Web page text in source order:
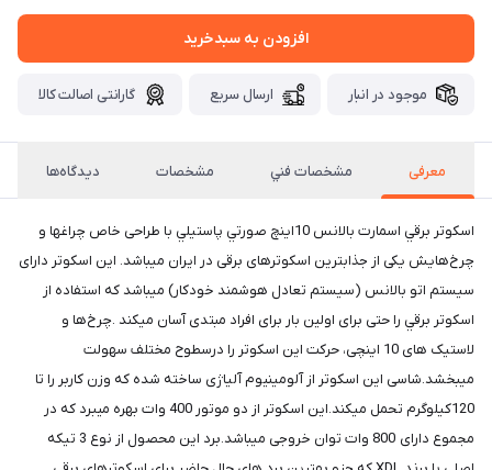
افزودن به سبدخرید
موجود در انبار ارسال سریع گارانتی اصالت کالا
معرفی مشخصات فني مشخصات دیدگاه‌ها
اسكوتر برقي اسمارت بالانس 10اينچ صورتي پاستيلي با طراحی خاص چراغها و
چرخ‌هایش یکی از جذابترين اسکوتر‌های برقی در ایران میباشد. این اسکوتر دارای
سیستم اتو بالانس (سیستم تعادل هوشمند خودکار) میباشد که استفاده از
اسکوتر برقي را حتی برای اولین بار برای افراد مبتدی آسان میکند .چرخ‌ها و
لاستیک های 10 اینچی، حرکت این اسکوتر را درسطوح مختلف سهولت
میبخشد.شاسی این اسکوتر از آلومینیوم آلیاژی ساخته شده که وزن کاربر را تا
120کیلوگرم تحمل میکند.این اسکوتر از دو موتور 400 وات بهره میبرد که در
مجموع دارای 800 وات توان خروجی میباشد.برد این محصول از نوع 3 تیکه